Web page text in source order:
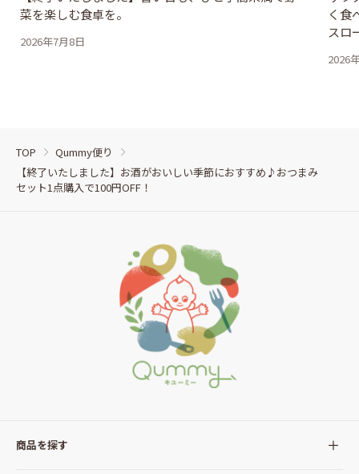
菜を楽しむ食卓を。
2026年7月8日
く食
スロ
2026
TOP
Qummy便り
【終了いたしました】お酒がおいしい季節におすすめ♪おつまみ
セット1点購入で100円OFF！
商品を探す